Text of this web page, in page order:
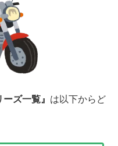
ズ一覧』 は以下からど